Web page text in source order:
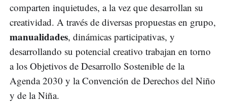
comparten inquietudes, a la vez que desarrollan su
creatividad. A través de diversas propuestas en grupo,
manualidades, dinámicas participativas, y
desarrollando su potencial creativo trabajan en torno
a los Objetivos de Desarrollo Sostenible de la
Agenda 2030 y la Convención de Derechos del Niño
y de la Niña.